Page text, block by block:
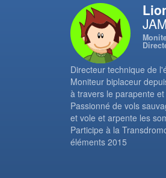
Directeur technique de
Moniteur biplaceur
à travers le parapente
Passionné de vols
et vole et arpente les
Participe à la
éléments 2015